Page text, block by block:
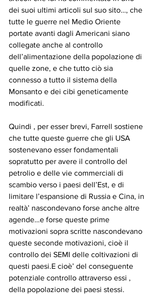
dei suoi ultimi articoli sul suo sito…, che
tutte le guerre nel Medio Oriente
portate avanti dagli Americani siano
collegate anche al controllo
dell’alimentazione della popolazione di
quelle zone, e che tutto ciò sia
connesso a tutto il sistema della
Monsanto e dei cibi geneticamente
modificati.
Quindi , per esser brevi, Farrell sostiene
che tutte queste guerre che gli USA
sostenevano esser fondamentali
sopratutto per avere il controllo del
petrolio e delle vie commerciali di
scambio verso i paesi dell’Est, e di
limitare l’espansione di Russia e Cina, in
realtà’ nascondevano forse anche altre
agende…e forse queste prime
motivazioni sopra scritte nascondevano
queste seconde motivazioni, cioè il
controllo dei SEMI delle coltivazioni di
questi paesi.E cioè’ del conseguente
potenziale controllo attraverso essi ,
della popolazione dei paesi stessi.